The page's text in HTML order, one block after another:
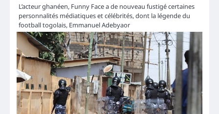
L’acteur ghanéen, Funny Face a de nouveau fustigé certaines
personnalités médiatiques et célébrités, dont la légende du
football togolais, Emmanuel Adebyaor